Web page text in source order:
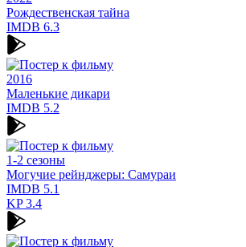
Рождественская тайна
IMDB 6.3
2016
Маленькие дикари
IMDB 5.2
1-2 сезоны
Могучие рейнджеры: Самураи
IMDB 5.1
KP3.4